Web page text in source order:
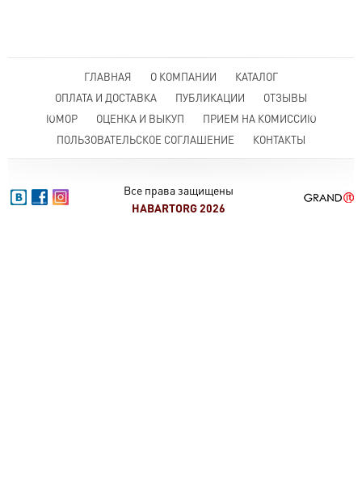
ГЛАВНАЯ О КОМПАНИИ
КАТАЛОГ
ОПЛАТА И ДОСТАВКА
ПУБЛИКАЦИИ
ОТЗЫВЫ
ЮМОР
ОЦЕНКА И ВЫКУП
ПРИЕМ НА КОМИССИЮ
ПОЛЬЗОВАТЕЛЬСКОЕ СОГЛАШЕНИЕ
КОНТАКТЫ
Все права защищены
HABARTORG 2026